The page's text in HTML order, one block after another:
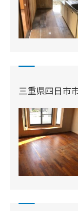
三重県四日